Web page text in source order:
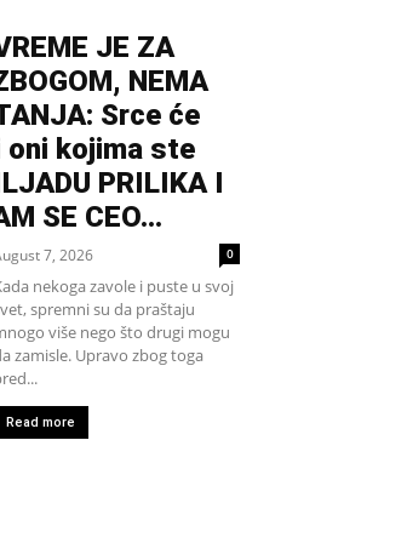
JE ZA
NEMA
Srce će
kojima ste
PRILIKA I
SE CEO...
7, 2026 0
nekoga zavole i puste u svoj
spremni su da praštaju
više nego što drugi mogu
zamisle. Upravo zbog toga
Read more